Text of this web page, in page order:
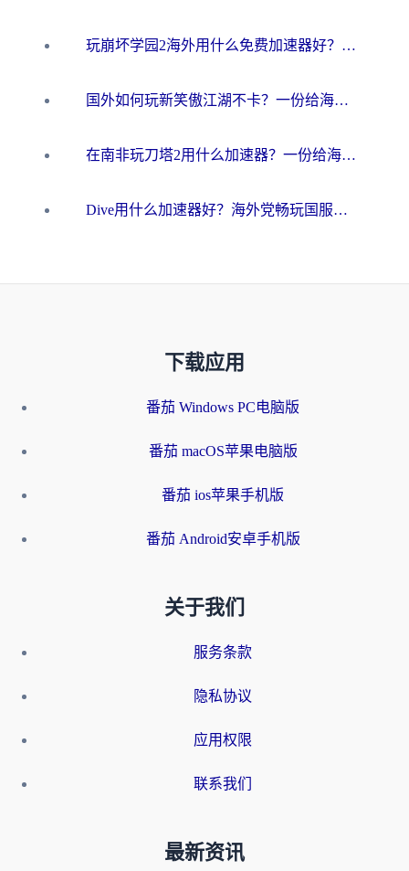
玩崩坏学园2海外用什么免费加速器好？2026海外党亲测国服游戏加速指南
国外如何玩新笑傲江湖不卡？一份给海外游子的终极网络指南
在南非玩刀塔2用什么加速器？一份给海外游子的终极生存指南
Dive用什么加速器好？海外党畅玩国服游戏的终极避坑指南
下载应用
番茄 Windows PC电脑版
番茄 macOS苹果电脑版
番茄 ios苹果手机版
番茄 Android安卓手机版
关于我们
服务条款
隐私协议
应用权限
联系我们
最新资讯